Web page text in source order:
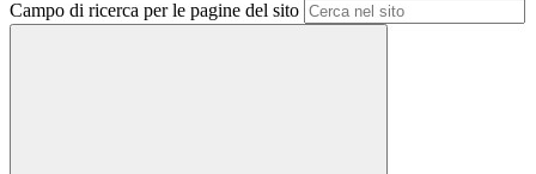
Campo di ricerca per le pagine del sito